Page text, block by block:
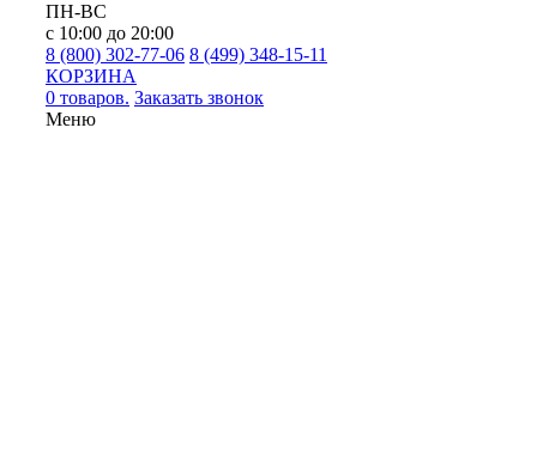
ПН-ВС
с 10:00 до 20:00
8 (800) 302-77-06 8 (499) 348-15-11
КОРЗИНА
0 товаров. Заказать звонок
Меню